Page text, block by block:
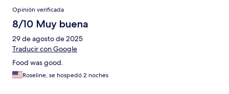
Opinión verificada
8/10 Muy buena
29 de agosto de 2025
Traducir con Google
Food was good.
Roseline, se hospedó 2 noches